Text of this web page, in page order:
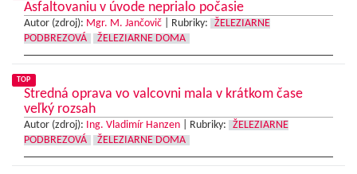
Asfaltovaniu v úvode neprialo počasie
Autor (zdroj): Mgr. M. Jančovič Rubriky:
ŽELEZIARNE
PODBREZOVÁ
ŽELEZIARNE DOMA
TOP
Stredná oprava vo valcovni mala v krátkom čase
veľký rozsah
Autor (zdroj): Ing. Vladimír Hanzen Rubriky:
ŽELEZIARNE
PODBREZOVÁ
ŽELEZIARNE DOMA